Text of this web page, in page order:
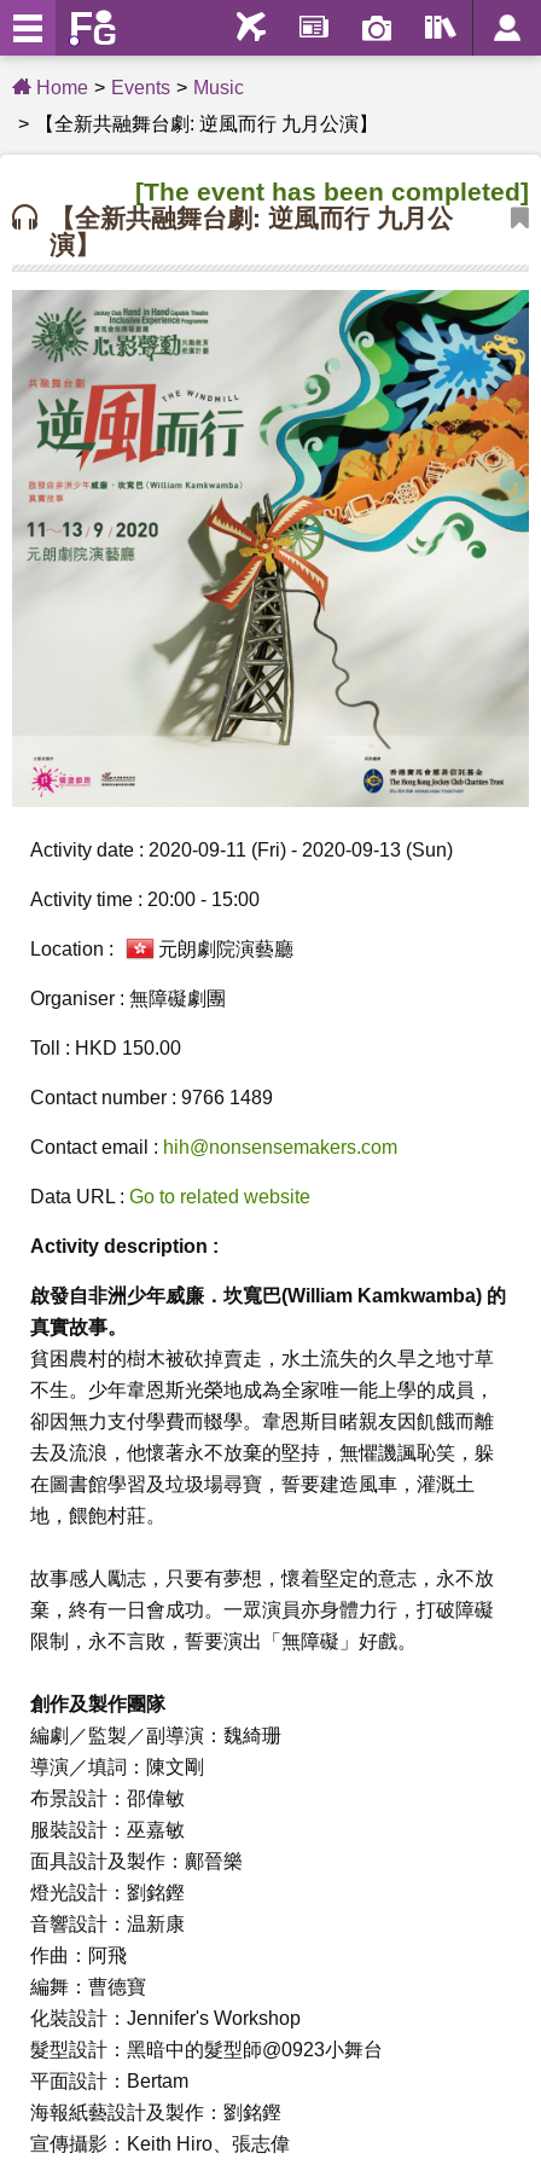
Home Events
Music
【全新共融舞台劇: 逆風而行 九月公演】
[The event has been completed]
【全新共融舞台劇: 逆風而行 九月公
演】
Activity date : 2020-09-11 (Fri) - 2020-09-13 (Sun)
Activity time : 20:00 - 15:00
Location : 元朗劇院演藝廳
Organiser : 無障礙劇團
Toll : HKD 150.00
Contact number : 9766 1489
Contact email : hih@nonsensemakers.com
Data URL : Go to related website
Activity description :
啟發自非洲少年威廉．坎寬巴(William Kamkwamba) 的
真實故事。
貧困農村的樹木被砍掉賣走，水土流失的久旱之地寸草
不生。少年韋恩斯光榮地成為全家唯一能上學的成員，
卻因無力支付學費而輟學。韋恩斯目睹親友因飢餓而離
去及流浪，他懷著永不放棄的堅持，無懼譏諷恥笑，躲
在圖書館學習及垃圾場尋寶，誓要建造風車，灌溉土
地，餵飽村莊。
故事感人勵志，只要有夢想，懷着堅定的意志，永不放
棄，終有一日會成功。一眾演員亦身體力行，打破障礙
限制，永不言敗，誓要演出「無障礙」好戲。
創作及製作團隊
編劇／監製／副導演：魏綺珊
導演／填詞：陳文剛
布景設計：邵偉敏
服裝設計：巫嘉敏
面具設計及製作：鄺晉樂
燈光設計：劉銘鏗
音響設計：温新康
作曲：阿飛
編舞：曹德寶
化裝設計：Jennifer's Workshop
髮型設計：黑暗中的髮型師@0923小舞台
平面設計：Bertam
海報紙藝設計及製作：劉銘鏗
宣傳攝影：Keith Hiro、張志偉